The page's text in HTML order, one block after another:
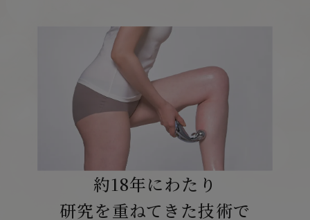
約18年にわたり
研究を重ねてきた技術で